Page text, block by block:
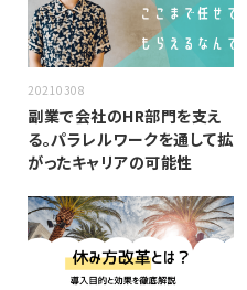
20210308
副業で会社のHR部門を支え
る。パラレルワークを通して拡
がったキャリアの可能性